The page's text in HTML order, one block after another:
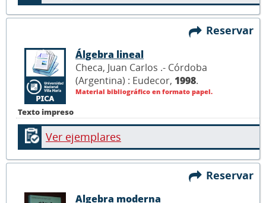
Reservar
Texto impreso
Álgebra lineal
Checa, Juan Carlos .- Córdoba
(Argentina) : Eudecor, 1998.
Material bibliográfico en formato papel.
Ver ejemplares
Reservar
Algebra moderna